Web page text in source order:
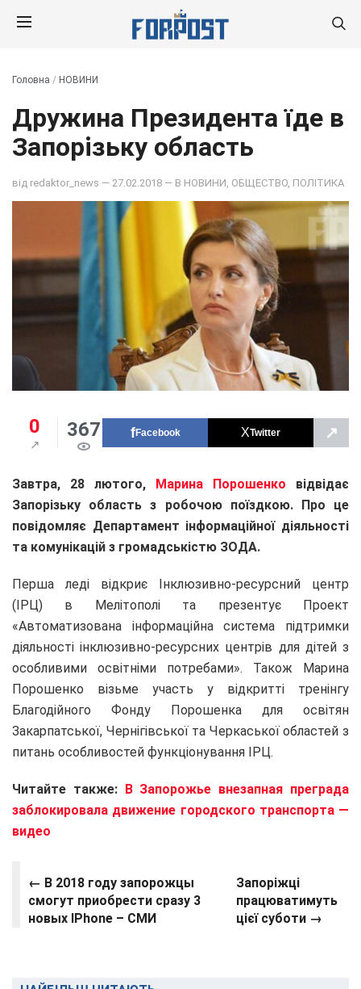
Головна / НОВИНИ
Дружина Президента їде в
Запорізьку область
від redaktor_news — 27.02.2018 — В НОВИНИ ОБЩЕСТВО ПОЛІТИКА
0 367 Facebook Twitter ↗
Завтра, 28 лютого, Марина Порошенко відвідає
Запорізьку область з робочою поїздкою. Про це
повідомляє Департамент інформаційної діяльності
та комунікацій з громадськістю ЗОДА.
Перша леді відкриє Інклюзивно-ресурсний центр
(ІРЦ) в Мелітополі та презентує Проект
«Автоматизована інформаційна система підтримки
діяльності інклюзивно-ресурсних центрів для дітей з
особливими освітніми потребами». Також Марина
Порошенко візьме участь у відкритті тренінгу
Благодійного Фонду Порошенка для освітян
Закарпатської, Чернігівської та Черкаської областей з
питань особливостей функціонування ІРЦ.
Читайте также: В Запорожье внезапная преграда
заблокировала движение городского транспорта —
видео
← В 2018 году запорожцы
смогут приобрести сразу 3
новых IPhone – СМИ
Запоріжці
працюватимуть
цієї суботи →